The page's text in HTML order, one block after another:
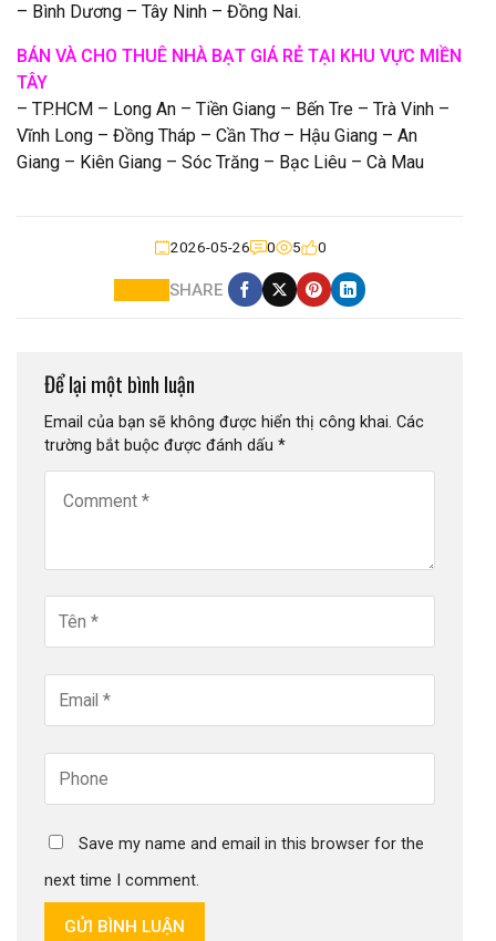
– Bình Dương – Tây Ninh – Đồng Nai.
BÁN VÀ CHO THUÊ NHÀ BẠT GIÁ RẺ TẠI KHU VỰC MIỀN
TÂY
– TP.HCM – Long An – Tiền Giang – Bến Tre – Trà Vinh –
Vĩnh Long – Đồng Tháp – Cần Thơ – Hậu Giang – An
Giang – Kiên Giang – Sóc Trăng – Bạc Liêu – Cà Mau
2026-05-26 0 5 0
SHARE
Để lại một bình luận
Email của bạn sẽ không được hiển thị công khai. Các
trường bắt buộc được đánh dấu *
Save my name and email in this browser for the
next time I comment.
GỬI BÌNH LUẬN